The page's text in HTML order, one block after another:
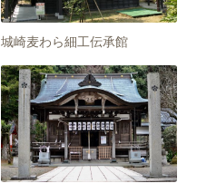
城崎麦わら細工伝承館